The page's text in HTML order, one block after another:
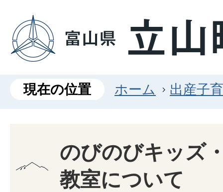
現在の位置 ホーム 出産子
のびのびキッズ
教室について